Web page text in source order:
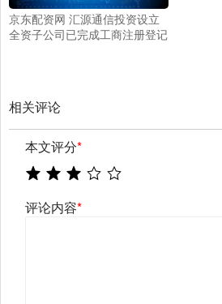
京东配资网 汇源通信投资设立
全资子公司已完成工商注册登记
相关评论
本文评分*
评论内容*